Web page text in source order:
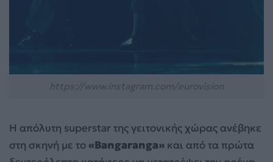
Η απόλυτη superstar της γειτονικής χώρας ανέβηκε
στη σκηνή με το«Bangaranga» και από τα πρώτα